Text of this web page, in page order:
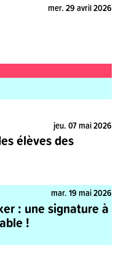
mer. 29 avril 2026
jeu. 07 mai 2026
élèves des
mar. 19 mai 2026
: une signature à
!